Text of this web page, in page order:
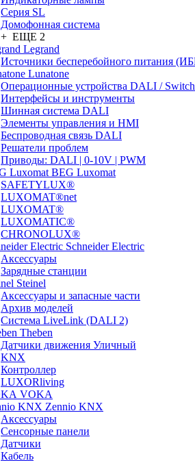
Серия SL
Домофонная система
+ ЕЩЕ 2
Legrand
Источники бесперебойного питания
Lunatone
Операционные устройства DALI /
Интерфейсы и инструменты
Шинная система DALI
Элементы управления и HMI
Беспроводная связь DALI
Решатели проблем
Приводы: DALI | 0-10V | PWM
BEG Luxomat
SAFETYLUX®
LUXOMAT®net
LUXOMAT®
LUXOMATIC®
CHRONOLUX®
Schneider Electric
Аксессуары
Зарядные станции
Steinel
Аксессуары и запасные части
Архив моделей
Система LiveLink (DALI 2)
Theben
Датчики движения Уличный
KNX
Контроллер
LUXORliving
VOKA
Zennio KNX
Аксессуары
Сенсорные панели
Датчики
Кабель